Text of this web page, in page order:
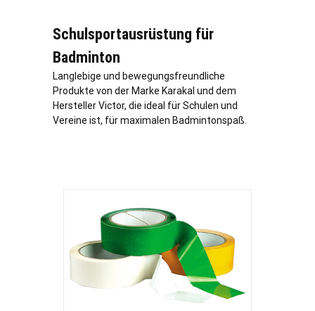
Schulsportausrüstung für
Badminton
Langlebige und bewegungsfreundliche
Produkte von der Marke Karakal und dem
Hersteller Victor, die ideal für Schulen und
Vereine ist, für maximalen Badmintonspaß.